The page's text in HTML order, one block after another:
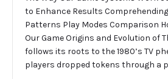
to Enhance Results
Patterns Play Modes Comparison
Our Game Origins and Evolution of
follows its roots to the 1980’s TV
players dropped tokens through a